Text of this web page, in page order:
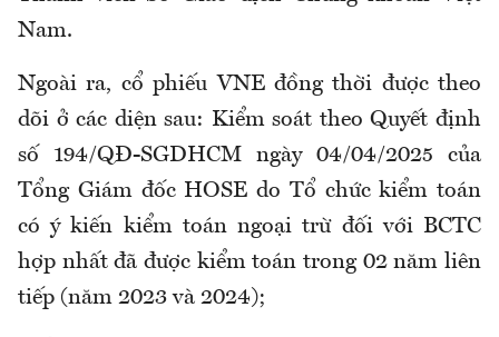
Nam.
Ngoài ra, cổ phiếu VNE đồng thời được theo
dõi ở các diện sau: Kiểm soát theo Quyết định
số 194/QĐ-SGDHCM ngày 04/04/2025 của
Tổng Giám đốc HOSE do Tổ chức kiểm toán
có ý kiến kiểm toán ngoại trừ đối với BCTC
hợp nhất đã được kiểm toán trong 02 năm liên
tiếp (năm 2023 và 2024);